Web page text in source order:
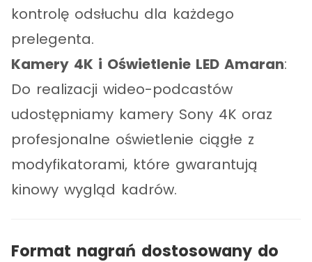
kontrolę odsłuchu dla każdego
prelegenta.
Kamery 4K i Oświetlenie LED Amaran:
Do realizacji wideo-podcastów
udostępniamy kamery Sony 4K oraz
profesjonalne oświetlenie ciągłe z
modyfikatorami, które gwarantują
kinowy wygląd kadrów.
Format nagrań dostosowany do